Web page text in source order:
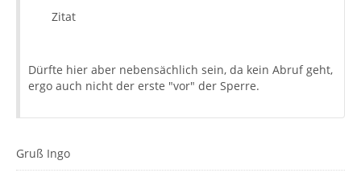
Zitat
Dürfte hier aber nebensächlich sein, da kein Abruf geht,
ergo auch nicht der erste "vor" der Sperre.
Gruß Ingo